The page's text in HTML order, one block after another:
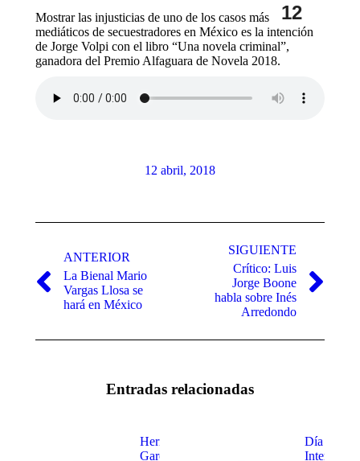
12
Mostrar las injusticias de uno de los casos más
mediáticos de secuestradores en México es la intención
de Jorge Volpi con el libro “Una novela criminal”,
ganadora del Premio Alfaguara de Novela 2018.
12 abril, 2018
entre
publicaciones
ANTERIOR
Publicación
anterior:
La Bienal Mario
Vargas Llosa se
hará en México
SIGUIENTE
Publicación
siguiente:
Crítico: Luis
Jorge Boone
habla sobre Inés
Arredondo
Entradas relacionadas
Hermanas
García
Día